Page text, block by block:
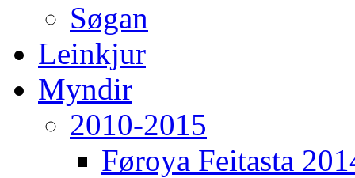
Søgan
Leinkjur
Myndir
2010-2015
Føroya Feitasta